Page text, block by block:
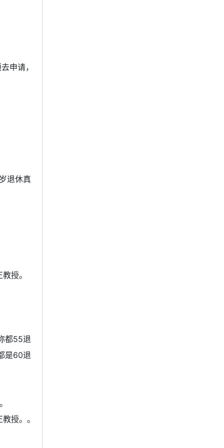
申请，
退休真
授。
都55退
是60退
授。。